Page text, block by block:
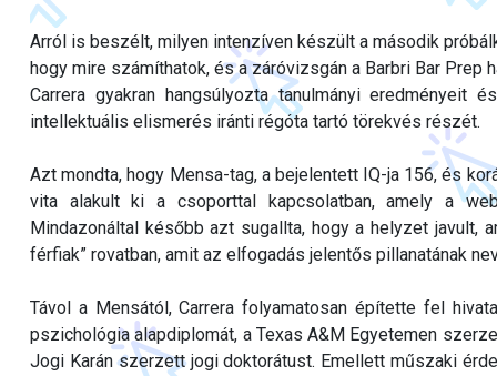
Arról is beszélt, milyen intenzíven készült a második
hogy mire számíthatok, és a záróvizsgán a Barbri Bar Prep
Carrera gyakran hangsúlyozta tanulmányi eredményeit
intellektuális elismerés iránti régóta tartó törekvés részét.
Azt mondta, hogy Mensa-tag, a bejelentett IQ-ja 156, és
vita alakult ki a csoporttal kapcsolatban, amely a
Mindazonáltal később azt sugallta, hogy a helyzet javult,
férfiak” rovatban, amit az elfogadás jelentős pillanatának
Távol a Mensától, Carrera folyamatosan építette fel
pszichológia alapdiplomát, a Texas A&M Egyetemen
Jogi Karán szerzett jogi doktorátust. Emellett műszaki